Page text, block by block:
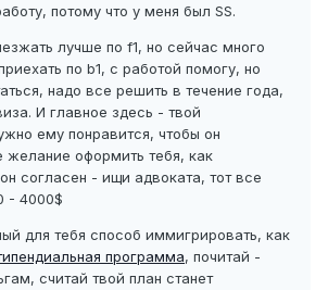
потому что у меня был SS.
лучше по f1, но сейчас много
по b1, с работой помогу, но
надо все решить в течение года,
И главное здесь - твой
ему понравится, чтобы он
желание оформить тебя, как
согласен - ищи адвоката, тот все
- 4000$
для тебя способ иммигрировать, как
программа, почитай -
считай твой план станет